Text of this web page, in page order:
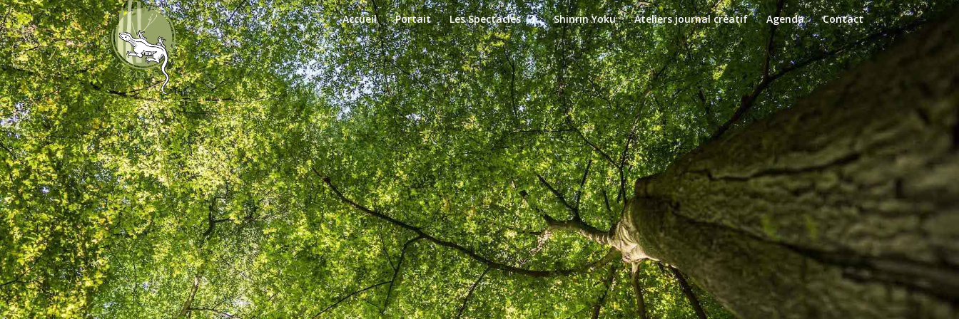
Accueil Portait Les Spectacles Shinrin Yoku Ateliers journal créatif Agenda Contact